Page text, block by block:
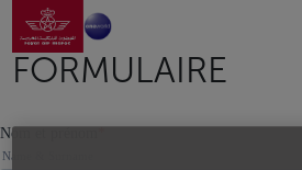
Saut au contenu principal
Aller à la
FORMULAIRE